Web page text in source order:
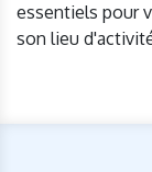
essentiels pour
son lieu